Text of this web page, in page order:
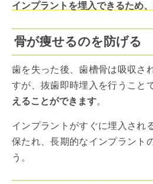
インプラントを埋入できるため
骨が痩せるのを防げる
歯を失った後、歯槽骨は吸収さ
すが、抜歯即時埋入を行うこと
えることができます。
インプラントがすぐに埋入され
保たれ、長期的なインプラント
う。